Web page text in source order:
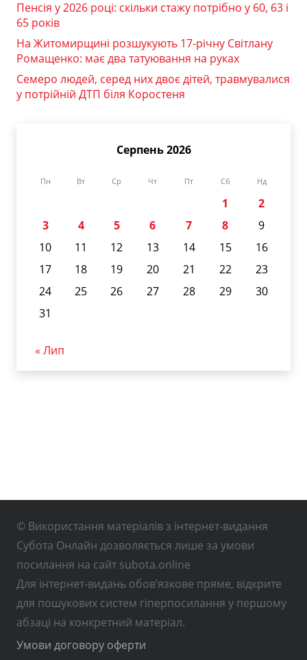
Пенсія у 2026 році: скільки стажу потрібно у 60, 63 і
65 років
На Житомирщині розшукують 17-річну Світлану
Ромащенко: має два татуювання на руках
Семеро людей, серед них двоє дітей, травмувалися
у потрійній ДТП біля Коростеня
Серпень 2026
Пн Вт Ср Чт Пт Сб Нд
1
2
3
4 5 6 7 8
9
10
11 12 13 14 15
16
17
18 19 20 21 22
23
24
25 26 27 28 29
30
31
« Лип
© Використання матеріалів з інтернет-видання
Субота Онлайн дозволяється лише за умови
посилання на сайт subota.online
Для інтернет-видань обов’язкове пряме, відкрите
для пошукових систем гіперпосилання у першому
абзаці на конкретний матеріал.
Умови договору оферти